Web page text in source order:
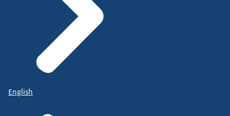
English